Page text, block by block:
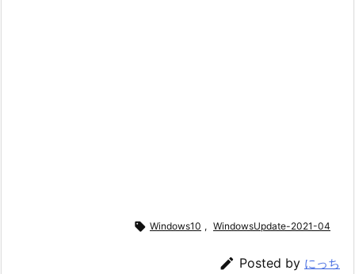
 Windows10 , WindowsUpdate-2021-04
 Posted by にっち